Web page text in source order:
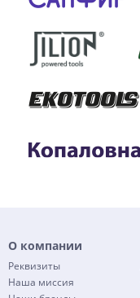
О компании
Реквизиты
Наша миссия